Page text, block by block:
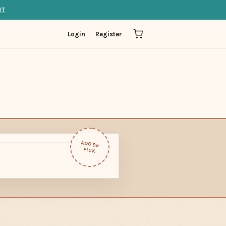
Login Register
ADOBE
PICK